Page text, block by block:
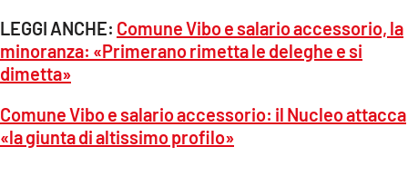
LEGGI ANCHE: Comune Vibo e salario accessorio, la
minoranza: «Primerano rimetta le deleghe e si
dimetta»
Comune Vibo e salario accessorio: il Nucleo attacca
«la giunta di altissimo profilo»